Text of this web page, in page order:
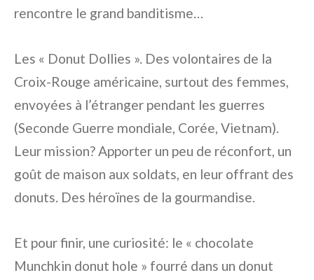
rencontre le grand banditisme…
Les « Donut Dollies ». Des volontaires de la
Croix-Rouge américaine, surtout des femmes,
envoyées à l’étranger pendant les guerres
(Seconde Guerre mondiale, Corée, Vietnam).
Leur mission? Apporter un peu de réconfort, un
goût de maison aux soldats, en leur offrant des
donuts. Des héroïnes de la gourmandise.
Et pour finir, une curiosité: le « chocolate
Munchkin donut hole » fourré dans un donut